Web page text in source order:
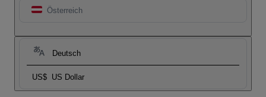
Österreich
Deutsch
US$ US Dollar